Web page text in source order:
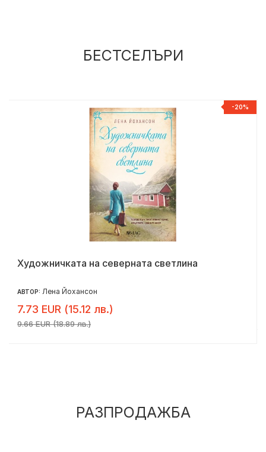
БЕСТСЕЛЪРИ
-20%
Художничката на северната светлина
АВТОР: Лена Йохансон
7.73 EUR (15.12 лв.)
9.66 EUR (18.89 лв.)
РАЗПРОДАЖБА